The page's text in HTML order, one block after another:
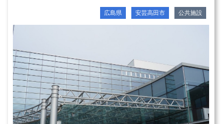
広島県 安芸高田市 公共施設